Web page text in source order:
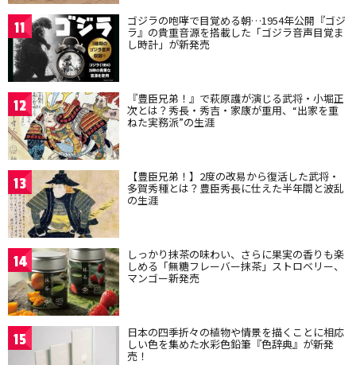
11 ゴジラの咆哮で目覚める朝…1954年公開『ゴジ
ラ』の貴重音源を搭載した「ゴジラ音声目覚ま
し時計」が新発売
12 『豊臣兄弟！』で萩原護が演じる武将・小堀正
次とは？秀長・秀吉・家康が重用、“出家を重
ねた実務派”の生涯
13 【豊臣兄弟！】2度の改易から復活した武将・
多賀秀種とは？豊臣秀長に仕えた半年間と波乱
の生涯
14 しっかり抹茶の味わい、さらに果実の香りも楽
しめる「無糖フレーバー抹茶」ストロベリー、
マンゴー新発売
15 日本の四季折々の植物や情景を描くことに相応
しい色を集めた水彩色鉛筆『色辞典』が新発
売！